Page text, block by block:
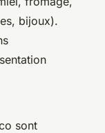
bijoux).
sont